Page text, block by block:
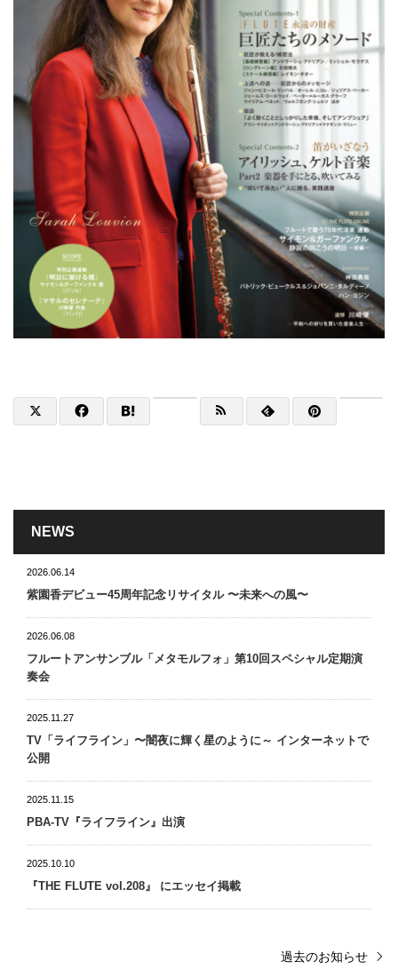
NEWS
2026.06.14
紫園香デビュー45周年記念リサイタル 〜未来への風〜
2026.06.08
フルートアンサンブル「メタモルフォ」第10回スペシャル定期演
奏会
2025.11.27
TV「ライフライン」〜闇夜に輝く星のように～ インターネットで
公開
2025.11.15
PBA-TV『ライフライン』出演
2025.10.10
『THE FLUTE vol.208』 にエッセイ掲載
過去のお知らせ